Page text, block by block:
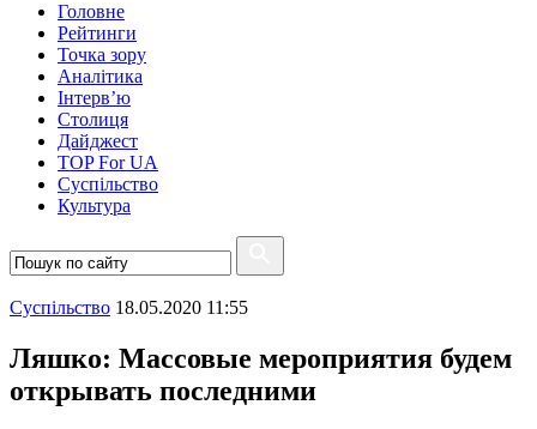
Головне
Рейтинги
Точка зору
Аналітика
Інтерв’ю
Столиця
Дайджест
TOP For UA
Суспiльство
Культура
Суспiльство 18.05.2020 11:55
Ляшко: Массовые мероприятия будем
открывать последними